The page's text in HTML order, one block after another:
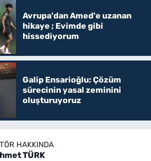
Avrupa'dan Amed'e uzanan
hikaye ; Evimde gibi
hissediyorum
Galip Ensarioğlu: Çözüm
sürecinin yasal zeminini
oluşturuyoruz
HAKKINDA
TÜRK